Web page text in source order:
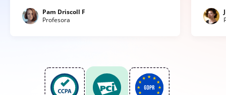
Pam Driscoll F
Profesora